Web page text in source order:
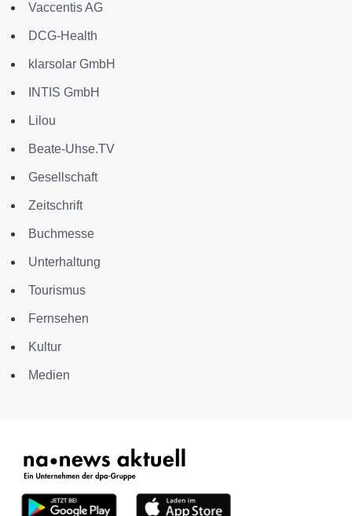
Vaccentis AG
DCG-Health
klarsolar GmbH
INTIS GmbH
Lilou
Beate-Uhse.TV
Gesellschaft
Zeitschrift
Buchmesse
Unterhaltung
Tourismus
Fernsehen
Kultur
Medien